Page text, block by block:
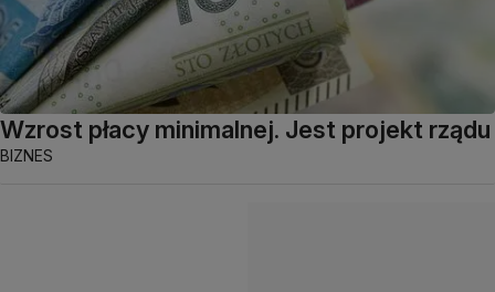
Wzrost płacy minimalnej. Jest projekt rządu
BIZNES